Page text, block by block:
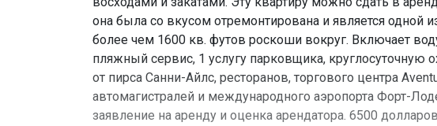
она была со вкусом отремонтирована и является одной
более чем 1600 кв. футов роскоши вокруг. Включает
пляжный сервис, 1 услугу парковщика, круглосуточную
от пирса Санни-Айлс, ресторанов, торгового центра
автомагистралей и международного аэропорта Форт-
заявление на аренду и оценка арендатора. 6500